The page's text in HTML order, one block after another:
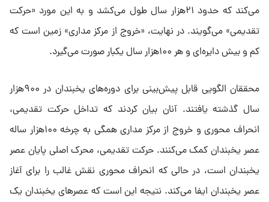
می‌کند که حدود ۲۱هزار سال طول می‌کشد و به این مورد «حرکت
تقدیمی» می‌گویند. در نهایت، «خروج از مرکز مداری» زمین است که
کم و بیش دایره‌ای و هر ۱۰۰هزار سال یکبار صورت می‌گیرد.
محققان الگویی قابل پیش‌بینی برای دوره‌های یخبندان در ۹۰۰هزار
سال گذشته یافتند. آنان بیان کردند که تداخل حرکت تقدیمی،
انحراف محوری و خروج از مرکز مداری همگی به چرخه ۱۰۰هزار ساله
عصر یخبندان کمک می‌کنند. حرکت تقدیمی، محرک اصلی پایان عصر
یخبندان است، در حالی که انحراف محوری نقش غالب را برای آغاز
عصر یخبندان ایفا می‌کند. نتیجه این است که عصرهای یخبندان یک